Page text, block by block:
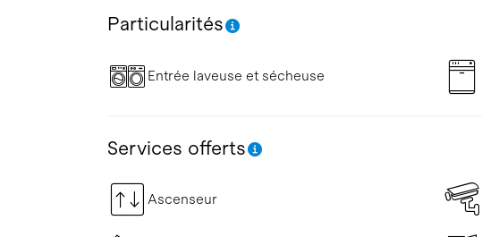
Particularités
Entrée laveuse et sécheuse
Services offerts
Ascenseur